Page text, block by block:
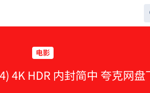
电影
4K HDR 内封简中 夸克网盘